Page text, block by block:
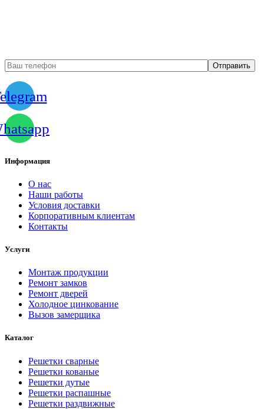
Информация
О нас
Наши работы
Условия доставки
Корпоративным клиентам
Контакты
Услуги
Монтаж продукции
Ремонт замков
Ремонт дверей
Холодное цинкование
Вызов замерщика
Каталог
Решетки сварные
Решетки кованые
Решетки дутые
Решетки распашные
Решетки раздвижные